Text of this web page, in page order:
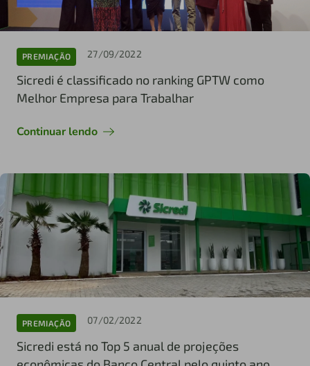
PREMIAÇÃO 27/09/2022
Sicredi é classificado no ranking GPTW como
Melhor Empresa para Trabalhar
Continuar lendo
PREMIAÇÃO 07/02/2022
Sicredi está no Top 5 anual de projeções